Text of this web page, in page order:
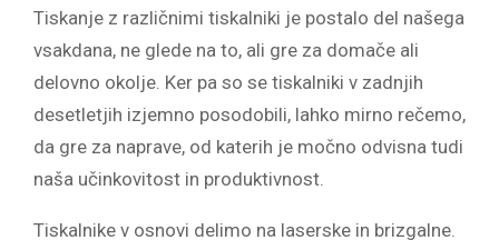
Tiskanje z različnimi tiskalniki je postalo del našega
vsakdana, ne glede na to, ali gre za domače ali
delovno okolje. Ker pa so se tiskalniki v zadnjih
desetletjih izjemno posodobili, lahko mirno rečemo,
da gre za naprave, od katerih je močno odvisna tudi
naša učinkovitost in produktivnost.
Tiskalnike v osnovi delimo na laserske in brizgalne.